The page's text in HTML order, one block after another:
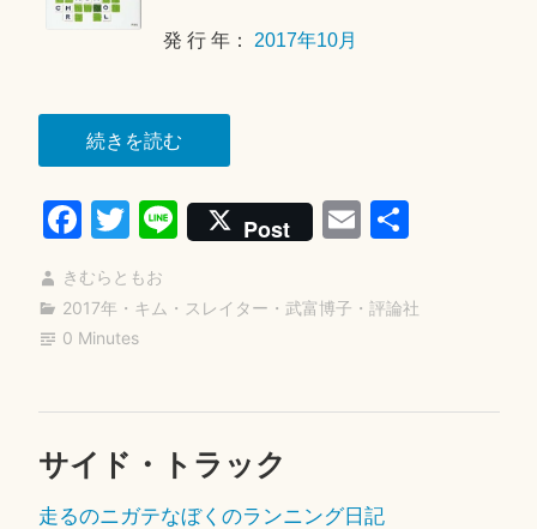
発 行 年： 2017年10月
続きを読む“セ
ブ
ン・
レ
ー・
ド”
Fa
ce
bo
ok
T
wi
tte
r
Li
ne
Post E
ail
共
きむらともお
2017年 ・ キム・スレイター ・ 武富博子 ・ 評論社
0 Minutes
サイド・トラック
走るのニガテなぼくのランニング日記
2
1